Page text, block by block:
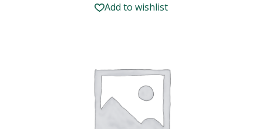
Add to wishlist